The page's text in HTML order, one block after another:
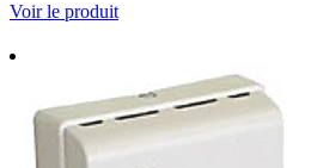
Voir le produit